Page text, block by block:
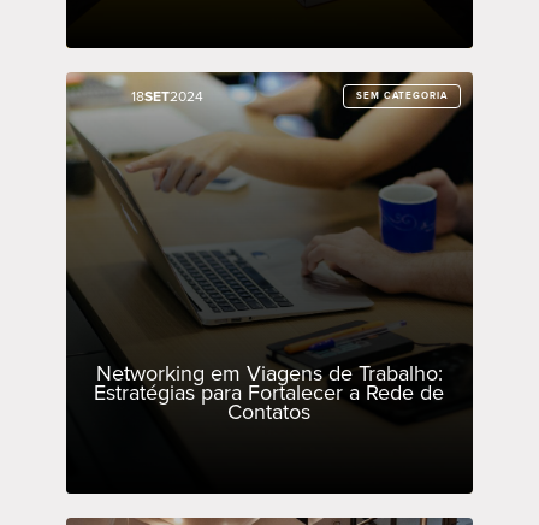
18SET2024 SEM CATEGORIA
Networking em Viagens de Trabalho:
Estratégias para Fortalecer a Rede de
Contatos
18SET2024 SEM CATEGORIA